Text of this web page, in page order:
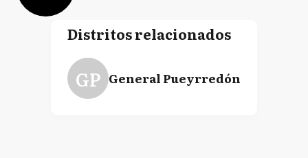
Distritos relacionados
GP General Pueyrredón